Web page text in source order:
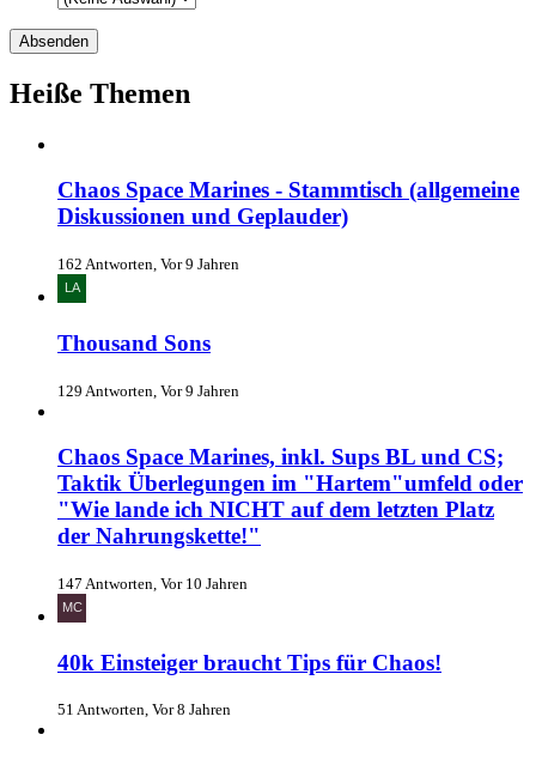
Heiße Themen
Chaos Space Marines - Stammtisch (allgemeine
Diskussionen und Geplauder)
162 Antworten, Vor 9 Jahren
Thousand Sons
129 Antworten, Vor 9 Jahren
Chaos Space Marines, inkl. Sups BL und CS;
Taktik Überlegungen im "Hartem"umfeld oder
"Wie lande ich NICHT auf dem letzten Platz
der Nahrungskette!"
147 Antworten, Vor 10 Jahren
40k Einsteiger braucht Tips für Chaos!
51 Antworten, Vor 8 Jahren